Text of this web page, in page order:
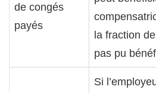
de congés
payés
la fraction
pas pu
Si